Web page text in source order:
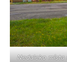
Nedaleko